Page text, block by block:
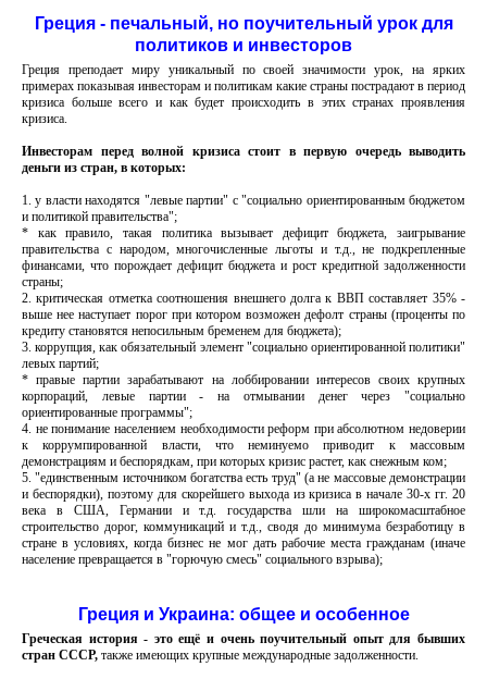
Греция - печальный, но поучительный урок для
политиков и инвесторов
Греция преподает миру уникальный по своей значимости урок, на ярких
примерах показывая инвесторам и политикам какие страны пострадают в период
кризиса больше всего и как будет происходить в этих странах проявления
кризиса.
Инвесторам перед волной кризиса стоит в первую очередь выводить
деньги из стран, в которых:
1. у власти находятся "левые партии" с "социально ориентированным бюджетом
и политикой правительства";
* как правило, такая политика вызывает дефицит бюджета, заигрывание
правительства с народом, многочисленные льготы и т.д., не подкрепленные
финансами, что порождает дефицит бюджета и рост кредитной задолженности
страны;
2. критическая отметка соотношения внешнего долга к ВВП составляет 35% -
выше нее наступает порог при котором возможен дефолт страны (проценты по
кредиту становятся непосильным бременем для бюджета);
3. коррупция, как обязательный элемент "социально ориентированной политики"
левых партий;
* правые партии зарабатывают на лоббировании интересов своих крупных
корпораций, левые партии - на отмывании денег через "социально
ориентированные программы";
4. не понимание населением необходимости реформ при абсолютном недоверии
к коррумпированной власти, что неминуемо приводит к массовым
демонстрациям и беспорядкам, при которых кризис растет, как снежным ком;
5. "единственным источником богатства есть труд" (а не массовые демонстрации
и беспорядки), поэтому для скорейшего выхода из кризиса в начале 30-х гг. 20
века в США, Германии и т.д. государства шли на широкомасштабное
строительство дорог, коммуникаций и т.д., сводя до минимума безработицу в
стране в условиях, когда бизнес не мог дать рабочие места гражданам (иначе
население превращается в "горючую смесь" социального взрыва);
Греция и Украина: общее и особенное
Греческая история - это ещё и очень поучительный опыт для бывших
стран СССР, также имеющих крупные международные задолженности.